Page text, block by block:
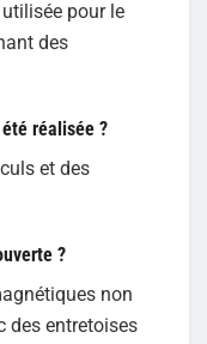
pour le
des
réalisée ?
et des
?
non
des entretoises